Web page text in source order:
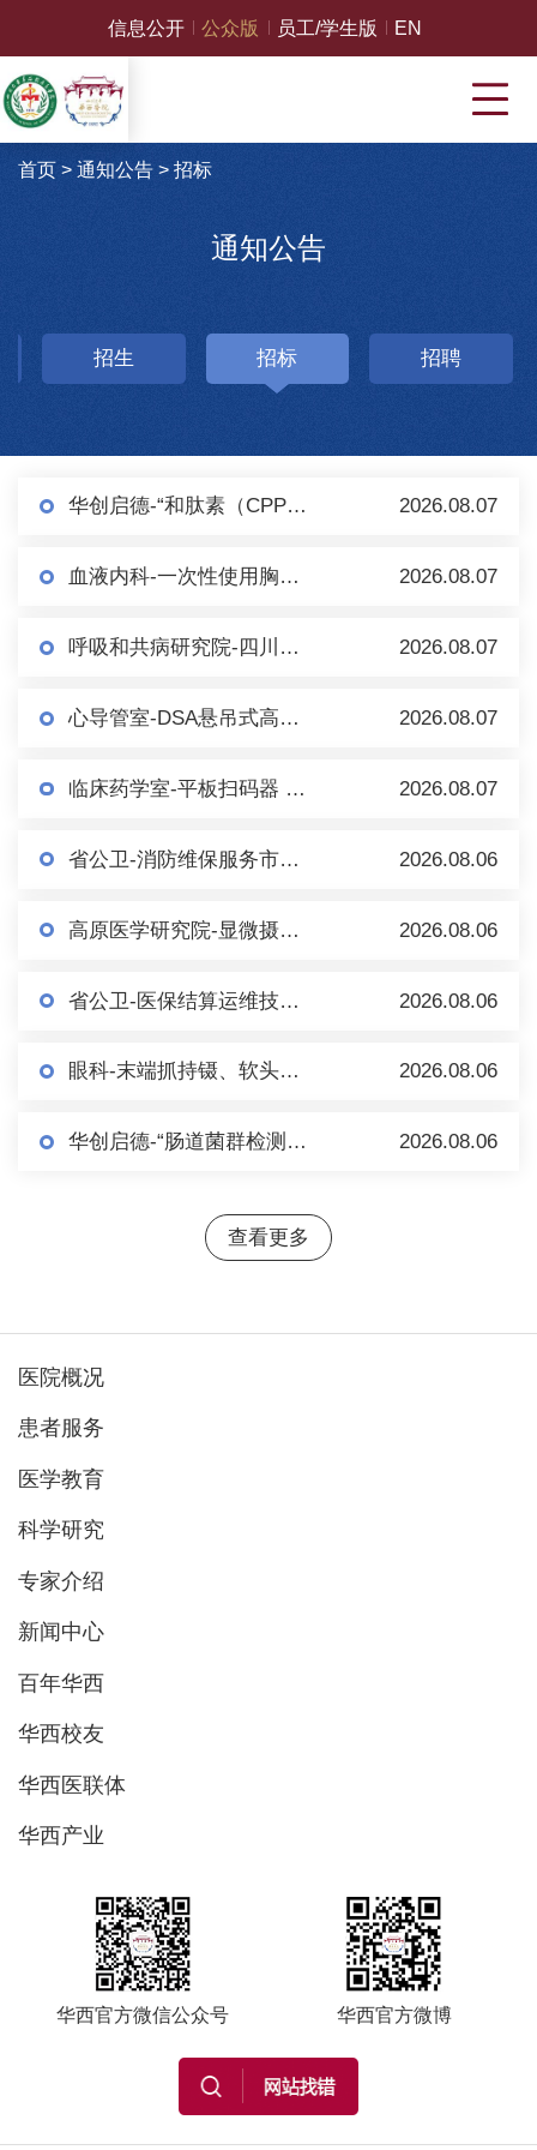
信息公开 公众版 员工/学生版 EN
首页 > 通知公告> 招标
通知公告
招生 招标 招聘
华创启德-“和肽素（CPP）检测（化学发光法）试剂盒及配套设备”项目 采购公告（第二轮） 2026.08.07
血液内科-一次性使用胸骨穿刺针及套件（一次性骨髓穿刺包） 市场调研 2026.08.07
呼吸和共病研究院-四川大学华西医院百万人群队列研究信息系统 市场调研 2026.08.07
心导管室-DSA悬吊式高压注射（泵）系统 市场调研 2026.08.07
临床药学室-平板扫码器 市场调研 2026.08.07
省公卫-消防维保服务市场调研（第二轮） 2026.08.06
高原医学研究院-显微摄像系统（倒置） 市场调研 2026.08.06
省公卫-医保结算运维技术服务市场调研 2026.08.06
眼科-末端抓持镊、软头移液手柄、内界膜镊等眼科耗材/手术器械 市场调研 2026.08.06
华创启德-“肠道菌群检测+肠菌制备”项目市场调研 2026.08.06
查看更多
医院概况
患者服务
医学教育
科学研究
专家介绍
新闻中心
百年华西
华西校友
华西医联体
华西产业
华西官方微信公众号 华西官方微博